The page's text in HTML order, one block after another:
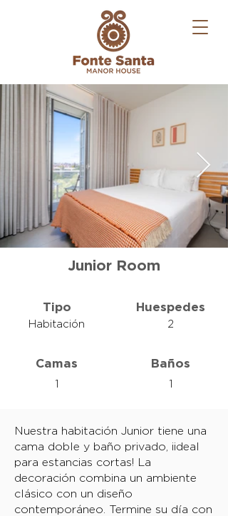
Junior Room
Tipo
Habitación
Camas
1
Huespedes
2
Baños
1
Nuestra habitación Junior tiene una
cama doble y baño privado, ¡ideal
para estancias cortas! La
decoración combina un ambiente
clásico con un diseño
contemporáneo. Termine su día con